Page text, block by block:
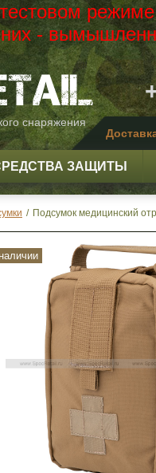
-
снаряжения
ЗАЩИТЫ
/ Подсумок медицинский